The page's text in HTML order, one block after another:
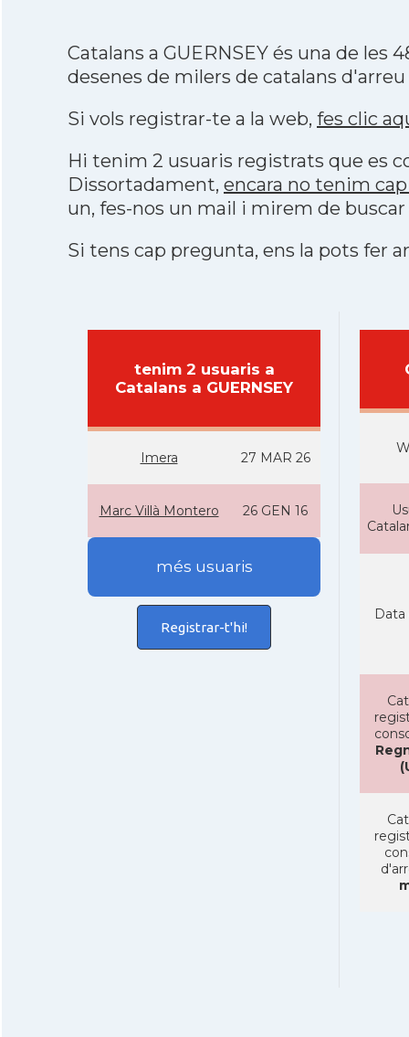
Catalans a GUERNSEY és una de
desenes de milers de catalans
Si vols registrar-te a la web, fes clic
Hi tenim 2 usuaris registrats que es
Dissortadament, encara no tenim
un, fes-nos un mail i mirem de
Si tens cap pregunta, ens la pots fer
tenim 2 usuaris a
Catalans a GUERNSEY
Imera 27 MAR 26
Marc Villà Montero 26 GEN 16
més usuaris
Registrar-t'hi!
Data